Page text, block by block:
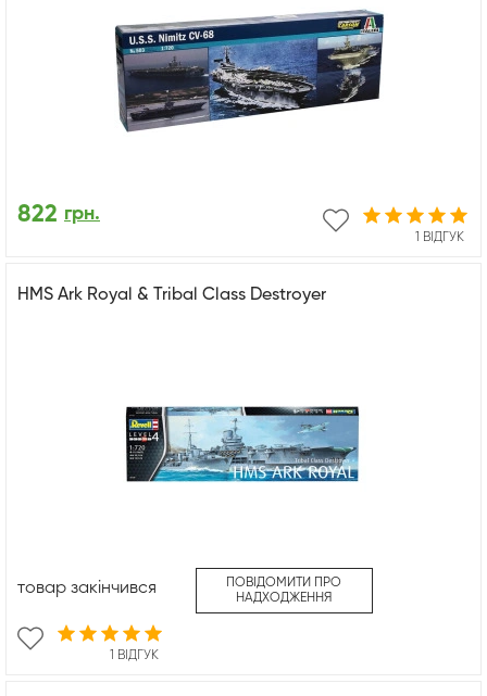
1 ВІДГУК
822 грн.
HMS Ark Royal & Tribal Class Destroyer
1 ВІДГУК
товар закінчився
ПОВІДОМИТИ ПРО
НАДХОДЖЕННЯ